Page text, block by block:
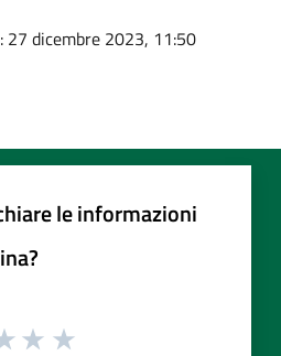
: 27 dicembre 2023, 11:50
le informazioni